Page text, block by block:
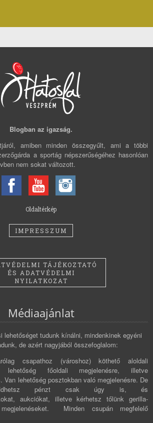
Blogban az igazság.
amiben minden összegyűlt, ami a többi
a sportág népszerűségéhez hasonlóan
nem sokat változott.
Oldaltérkép
IMPRESSZUM
TÁJÉKOZTATÓ
ÉS ADATVÉDELMI
NYILATKOZAT
Médiaajánlat
lehetőséget tudunk kínálni, mindenkinek egyéni
de azért nagyjából összefoglalom:
csapathoz (városhoz) köthető aloldali
lehetőség főoldali megjelenésre, illetve
Van lehetőség posztokban való megjelenésre. De
küldhetsz pénzt csak úgy is, és
aukciókat, illetve kérhetsz tőlünk gerilla-
Minden csupán megfelelő